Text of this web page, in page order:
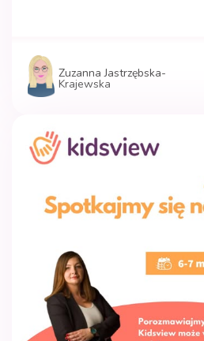
Zuzanna Jastrzębska-
Krajewska